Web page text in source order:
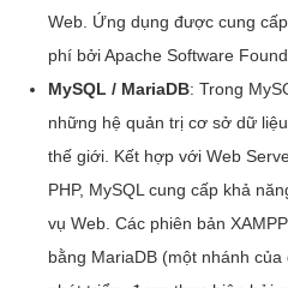
Web. Ứng dụng được cung
phí bởi Apache Software
MySQL / MariaDB: Trong
những hệ quản trị cơ sở dữ
thế giới. Kết hợp với Web
PHP, MySQL cung cấp khả
vụ Web. Các phiên bản
bằng MariaDB (một nhánh